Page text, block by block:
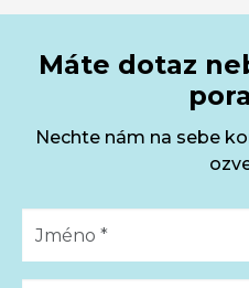
Máte dotaz
Nechte nám na sebe